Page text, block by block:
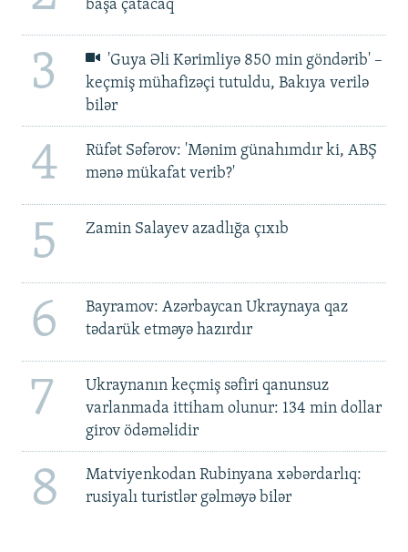
başa çatacaq
3
'Guya Əli Kərimliyə 850 min göndərib' –
keçmiş mühafizəçi tutuldu, Bakıya verilə
bilər
4
Rüfət Səfərov: 'Mənim günahımdır ki, ABŞ
mənə mükafat verib?'
5 Zamin Salayev azadlığa çıxıb
6
Bayramov: Azərbaycan Ukraynaya qaz
tədarük etməyə hazırdır
7
Ukraynanın keçmiş səfiri qanunsuz
varlanmada ittiham olunur: 134 min dollar
girov ödəməlidir
8
Matviyenkodan Rubinyana xəbərdarlıq:
rusiyalı turistlər gəlməyə bilər